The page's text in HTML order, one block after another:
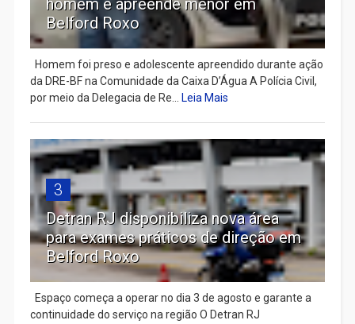
homem e apreende menor em
Belford Roxo
Homem foi preso e adolescente apreendido durante ação
da DRE-BF na Comunidade da Caixa D’Água A Polícia Civil,
por meio da Delegacia de Re... Leia Mais
3
Detran RJ disponibiliza nova área
para exames práticos de direção em
Belford Roxo
Espaço começa a operar no dia 3 de agosto e garante a
continuidade do serviço na região O Detran RJ